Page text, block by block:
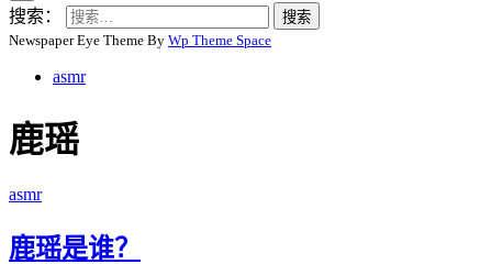
搜索：
Newspaper Eye Theme By Wp Theme Space
asmr
鹿瑶
asmr
鹿瑶是谁？